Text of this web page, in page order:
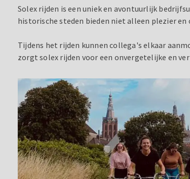
Solex rijden is een uniek en avontuurlijk
historische steden bieden niet alleen plezier
Tijdens het rijden kunnen collega's elkaar
zorgt solex rijden voor een onvergetelijke en